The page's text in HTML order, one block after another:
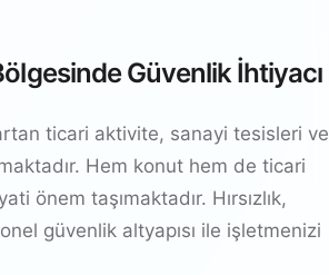
Güvenlik İhtiyacı
ticari aktivite, sanayi tesisleri ve
Hem konut hem de ticari
önem taşımaktadır. Hırsızlık,
güvenlik altyapısı ile işletmenizi